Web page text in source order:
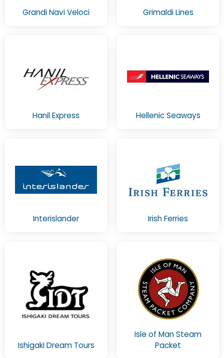
Grandi Navi Veloci Grimaldi Lines
Hanil Express Hellenic Seaways
Interislander Irish Ferries
Ishigaki Dream Tours
Isle of Man Steam
Packet